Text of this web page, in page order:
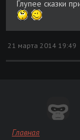
Глупее сказки
21 марта 2014 19:49
Главная